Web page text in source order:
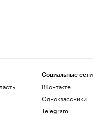
Социальные сети
ВКонтакте
Одноклассники
Telegram